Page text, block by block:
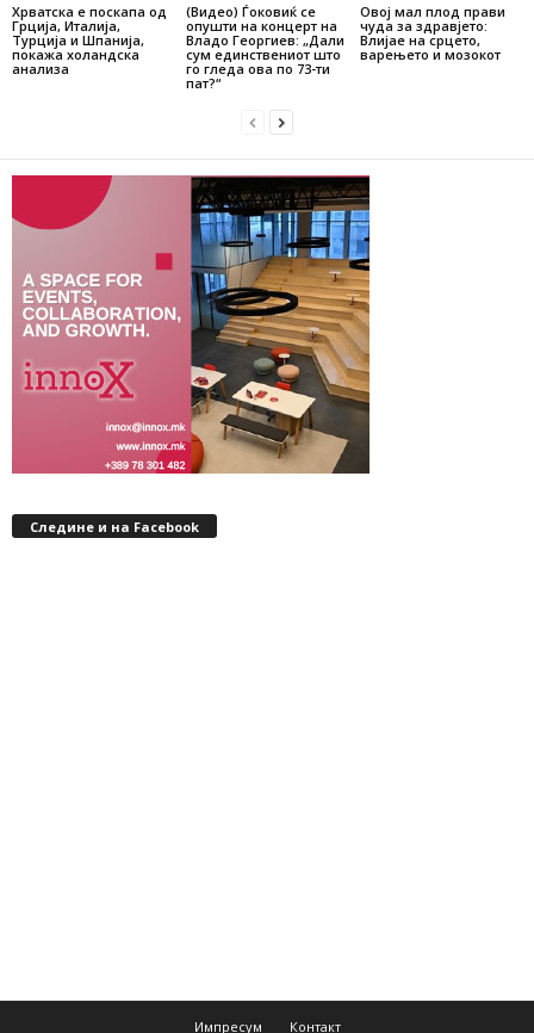
Хрватска е поскапа од
Грција, Италија,
Турција и Шпанија,
покажа холандска
анализа
(Видео) Ѓоковиќ се
опушти на концерт на
Владо Георгиев: „Дали
сум единствениот што
го гледа ова по 73-ти
пат?“
Овој мал плод прави
чуда за здравјето:
Влијае на срцето,
варењето и мозокот
Следине и на Facebook
Импресум Контакт